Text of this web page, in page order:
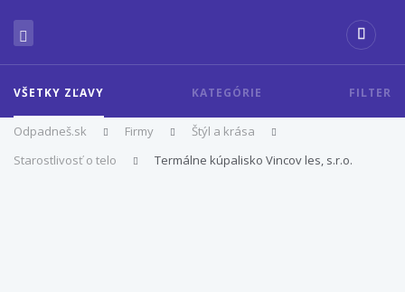
VŠETKY ZĽAVY KATEGÓRIE FILTER
Odpadneš.sk Firmy
Štýl a krása
Starostlivosť o telo
Termálne kúpalisko Vincov les, s.r.o.